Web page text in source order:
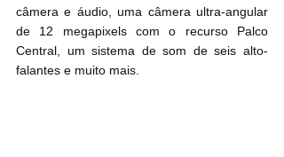
câmera e áudio, uma câmera ultra-angular
de 12 megapixels com o recurso Palco
Central, um sistema de som de seis alto-
falantes e muito mais.